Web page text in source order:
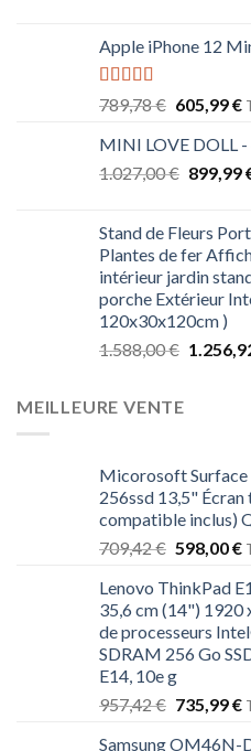
Apple iPhone 12
Note5.00
sur 5
789,78€ 605,99€
MINI LOVE DOLL
1.027,00€ 899,99
Stand de Fleurs
Plantes de fer
intérieur jardin
porche Extérieur
120x30x120cm )
1.588,00€
MEILLEURE VENTE
Micorosoft Surface
256ssd 13,5"
compatible inclus)
709,42€ 598,00€
Lenovo ThinkPad
35,6 cm (14") 1920
de processeurs
SDRAM 256 Go
E14, 10e g
957,42€ 735,99€
Samsung OM46N-